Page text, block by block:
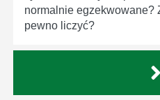
normalnie egzekwowane?
pewno liczyć?